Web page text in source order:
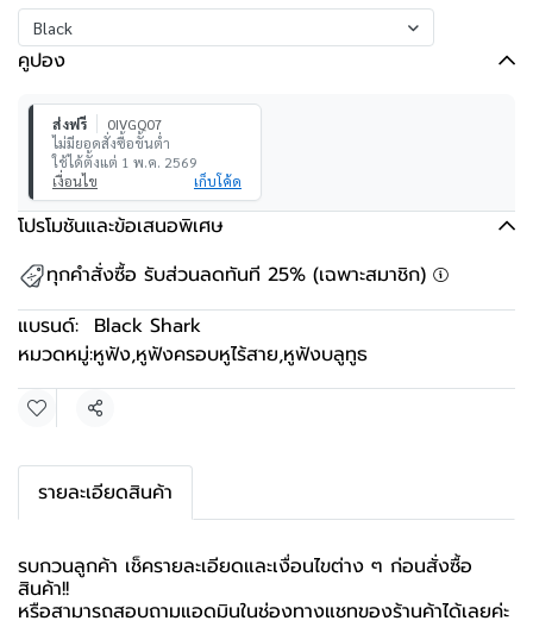
Black
คูปอง
ส่งฟรี
0IVGQ07
ไม่มียอดสั่งซื้อขั้นต่ำ
ใช้ได้ตั้งแต่ 1 พ.ค. 2569
เงื่อนไข
เก็บโค้ด
โปรโมชันและข้อเสนอพิเศษ
ทุกคำสั่งซื้อ รับส่วนลดทันที 25% (เฉพาะสมาชิก)
แบรนด์: Black Shark
หมวดหมู่:หูฟัง,หูฟังครอบหูไร้สาย,หูฟังบลูทูธ
แชร์
รายละเอียดสินค้า
รบกวนลูกค้า เช็ครายละเอียดและเงื่อนไขต่าง ๆ ก่อนสั่งซื้อ
สินค้า!!
หรือสามารถสอบถามแอดมินในช่องทางแชทของร้านค้าได้เลยค่ะ